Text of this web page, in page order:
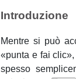
Introduzione
Mentre si può
«punta e fai clic»
spesso